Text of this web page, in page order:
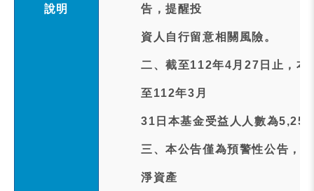
說明 告，提醒投
資人自行留意相關風險。
二、截至112年4月27日止，本
至112年3月
31日本基金受益人人數為
三、本公告僅為預警性公告，
淨資產